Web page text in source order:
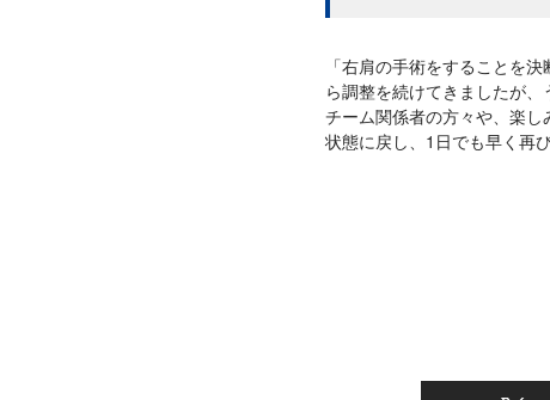
「右肩の手術をすることを
ら調整を続けてきましたが
チーム関係者の方々や、楽
状態に戻し、1日でも早く再